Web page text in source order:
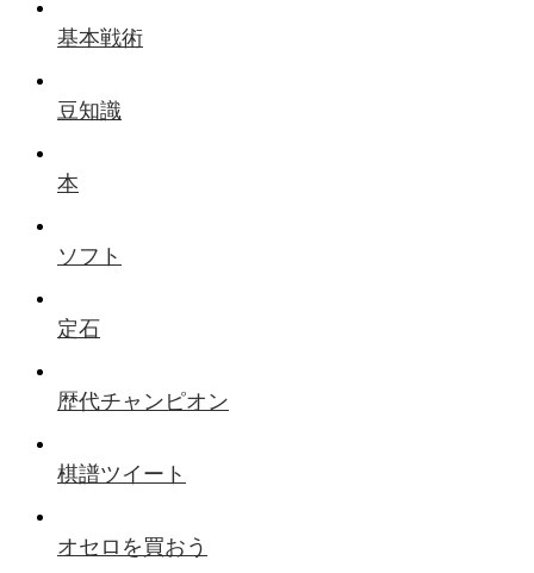
基本戦術
豆知識
本
ソフト
定石
歴代チャンピオン
棋譜ツイート
オセロを買おう